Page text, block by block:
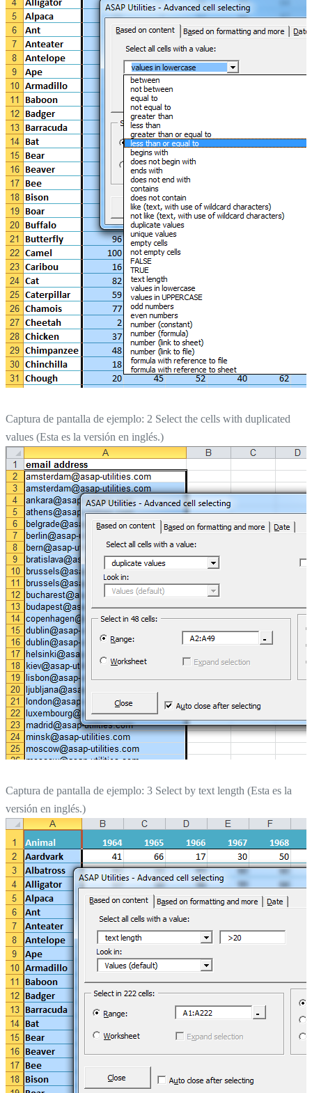
Captura de pantalla de ejemplo: 2 Select the cells with duplicated
values (Esta es la versión en inglés.)
Captura de pantalla de ejemplo: 3 Select by text length (Esta es la
versión en inglés.)